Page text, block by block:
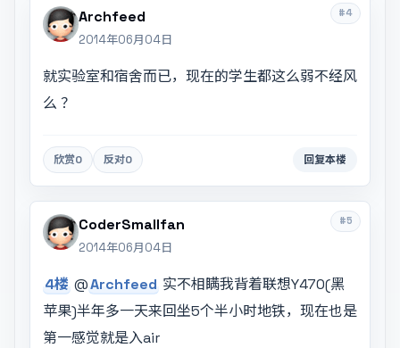
#4
Archfeed
2014年06月04日
就实验室和宿舍而已，现在的学生都这么弱不经风
么 ？
欣赏0 反对0 回复本楼
#5
CoderSmallfan
2014年06月04日
4楼 @Archfeed 实不相瞒我背着联想Y470(黑
苹果)半年多一天来回坐5个半小时地铁，现在也是
第一感觉就是入air